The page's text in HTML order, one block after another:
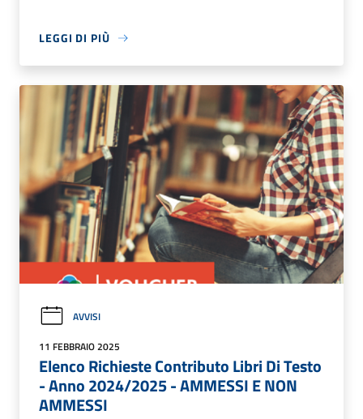
LEGGI DI PIÙ
AVVISI
11 FEBBRAIO 2025
Elenco Richieste Contributo Libri Di Testo
- Anno 2024/2025 - AMMESSI E NON
AMMESSI